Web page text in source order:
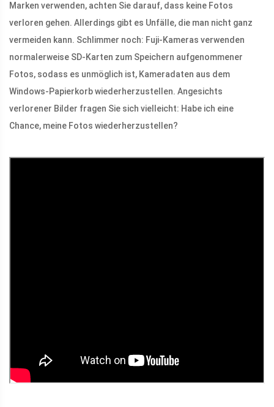
Marken verwenden, achten Sie darauf, dass keine Fotos
verloren gehen. Allerdings gibt es Unfälle, die man nicht ganz
vermeiden kann. Schlimmer noch: Fuji-Kameras verwenden
normalerweise SD-Karten zum Speichern aufgenommener
Fotos, sodass es unmöglich ist, Kameradaten aus dem
Windows-Papierkorb wiederherzustellen. Angesichts
verlorener Bilder fragen Sie sich vielleicht: Habe ich eine
Chance, meine Fotos wiederherzustellen?